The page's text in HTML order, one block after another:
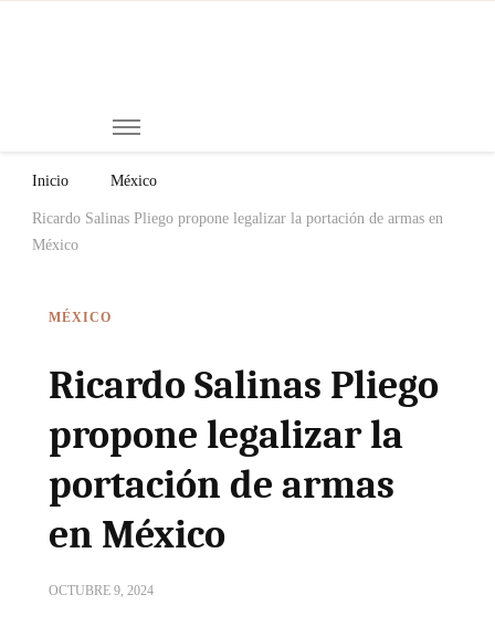
Inicio México
Ricardo Salinas Pliego propone legalizar la portación de armas en
México
MÉXICO
Ricardo Salinas Pliego
propone legalizar la
portación de armas
en México
OCTUBRE 9, 2024